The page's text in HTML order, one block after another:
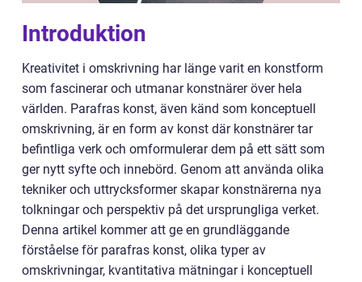
Introduktion
Kreativitet i omskrivning har länge varit en konstform
som fascinerar och utmanar konstnärer över hela
världen. Parafras konst, även känd som konceptuell
omskrivning, är en form av konst där konstnärer tar
befintliga verk och omformulerar dem på ett sätt som
ger nytt syfte och innebörd. Genom att använda olika
tekniker och uttrycksformer skapar konstnärerna nya
tolkningar och perspektiv på det ursprungliga verket.
Denna artikel kommer att ge en grundläggande
förståelse för parafras konst, olika typer av
omskrivningar, kvantitativa mätningar i konceptuell